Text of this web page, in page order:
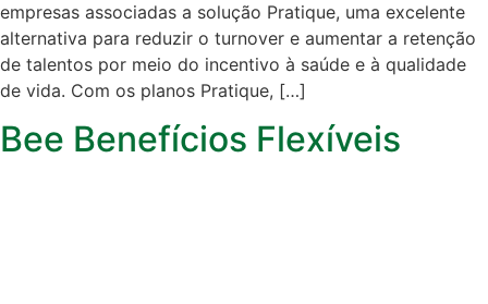
empresas associadas a solução Pratique, uma excelente
alternativa para reduzir o turnover e aumentar a retenção
de talentos por meio do incentivo à saúde e à qualidade
de vida. Com os planos Pratique, […]
Bee Benefícios Flexíveis